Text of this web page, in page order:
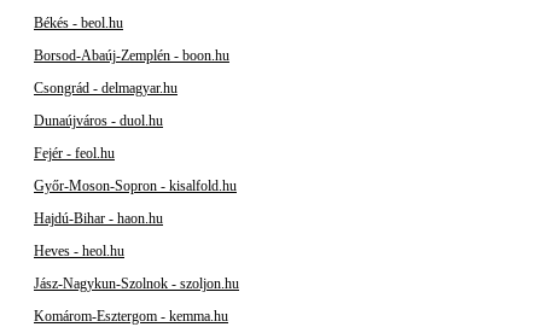
Békés - beol.hu
Borsod-Abaúj-Zemplén - boon.hu
Csongrád - delmagyar.hu
Dunaújváros - duol.hu
Fejér - feol.hu
Győr-Moson-Sopron - kisalfold.hu
Hajdú-Bihar - haon.hu
Heves - heol.hu
Jász-Nagykun-Szolnok - szoljon.hu
Komárom-Esztergom - kemma.hu